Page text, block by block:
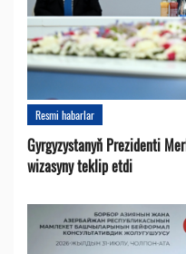
Resmi habarlar
Gyrgyzystanyň Prezidenti
wizasyny teklip etdi